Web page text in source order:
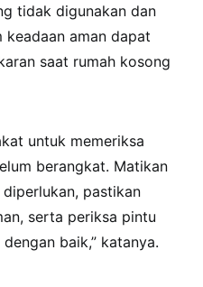
tidak digunakan dan
aman dapat
saat rumah kosong
untuk memeriksa
berangkat. Matikan
pastikan
serta periksa pintu
baik,” katanya.